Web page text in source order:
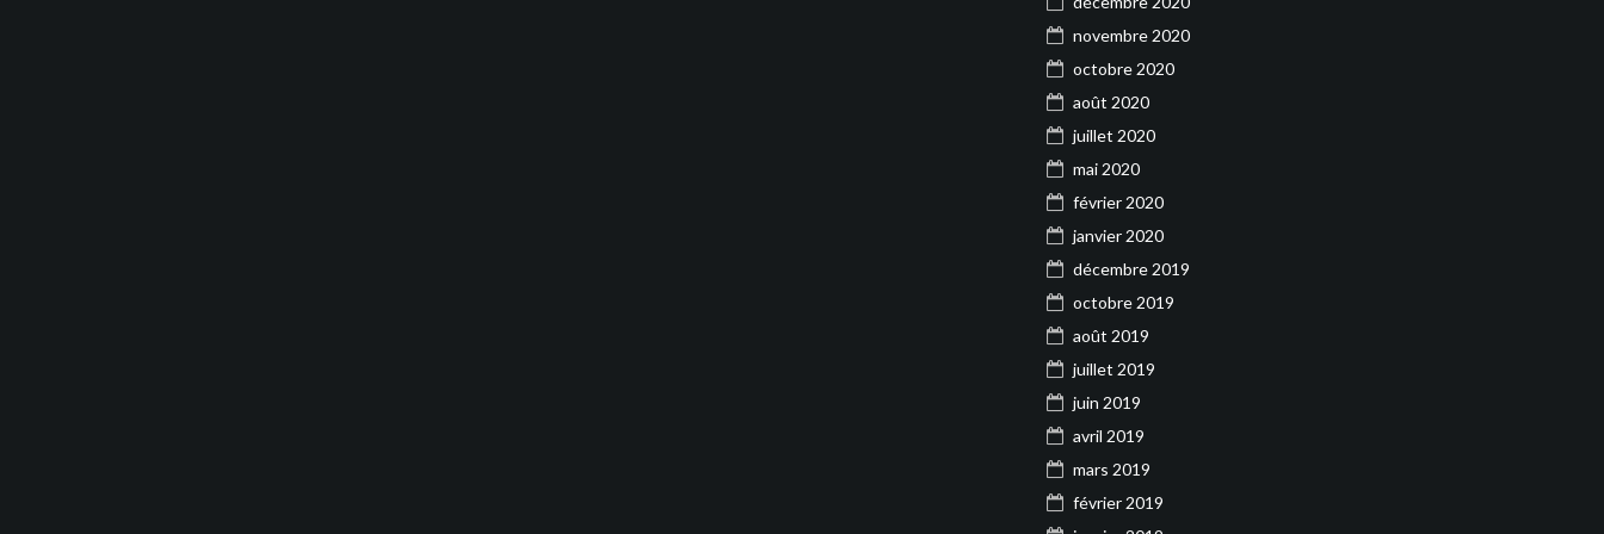
novembre 2020
octobre 2020
août 2020
juillet 2020
mai 2020
février 2020
janvier 2020
décembre 2019
octobre 2019
août 2019
juillet 2019
juin 2019
avril 2019
mars 2019
février 2019